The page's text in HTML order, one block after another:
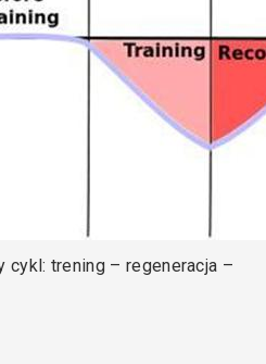
cykl: trening – regeneracja –